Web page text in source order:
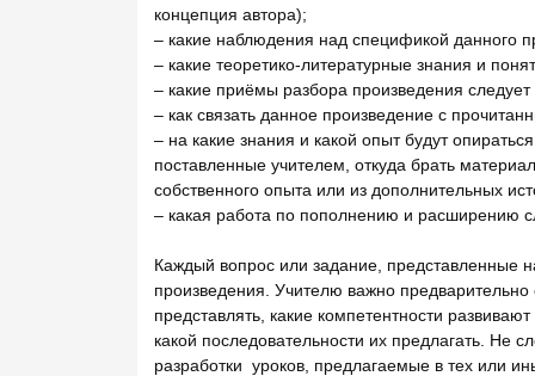
концепция автора);
– какие наблюдения над спецификой данного
– какие теоретико-литературные знания и
– какие приёмы разбора произведения
– как связать данное произведение с
– на какие знания и какой опыт будут
поставленные учителем, откуда брать
собственного опыта или из дополнительных
– какая работа по пополнению и расширению
Каждый вопрос или задание, представленные
произведения. Учителю важно
представлять, какие компетентности
какой последовательности их предлагать. Не
разработки уроков, предлагаемые в тех или